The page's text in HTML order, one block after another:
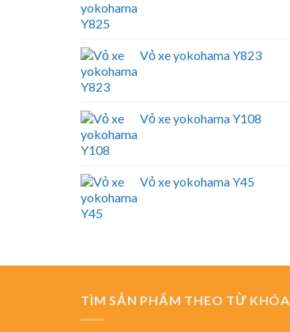
Vỏ xe yokohama Y823
Vỏ xe yokohama Y108
Vỏ xe yokohama Y45
TÌM SẢN PHẨM THEO TỪ KHÓA